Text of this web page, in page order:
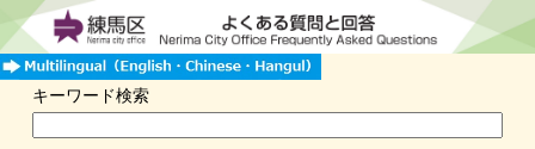
キーワード検索